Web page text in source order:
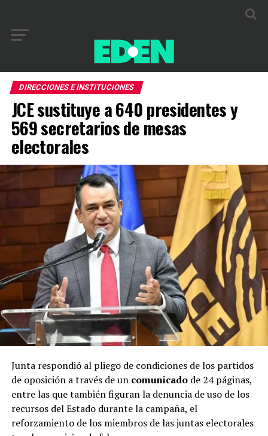
DIRECCIONES E INSTITUCIONES
JCE sustituye a 640 presidentes y
569 secretarios de mesas
electorales
Junta respondió al pliego de condiciones de los partidos
de oposición a través de un comunicadode 24 páginas,
entre las que también figuran la denuncia de uso de los
recursos del Estado durante la campaña, el
reforzamiento de los miembros de las juntas electorales